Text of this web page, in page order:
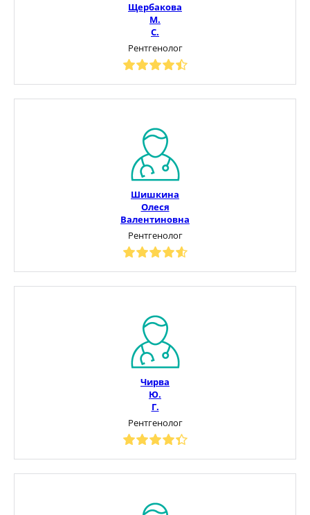
Щербакова
М.
С.
Рентгенолог
Шишкина
Олеся
Валентиновна
Рентгенолог
Чирва
Ю.
Г.
Рентгенолог